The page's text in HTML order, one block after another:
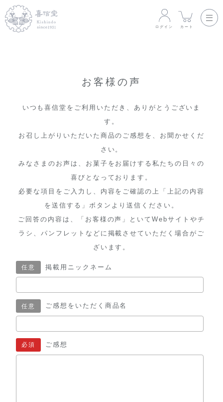
ログイン カート
お客様の声
いつも喜信堂をご利用いただき、ありがとうございま
す。
お召し上がりいただいた商品のご感想を、お聞かせくだ
さい。
みなさまのお声は、お菓子をお届けする私たちの日々の
喜びとなっております。
必要な項目をご入力し、内容をご確認の上「上記の内容
を送信する」ボタンより送信ください。
ご回答の内容は、「お客様の声」といてWebサイトやチ
ラシ、 パンフレットなどに掲載させていただく場合がご
ざいます。
掲載用ニックネーム
ご感想をいただく商品名
ご感想